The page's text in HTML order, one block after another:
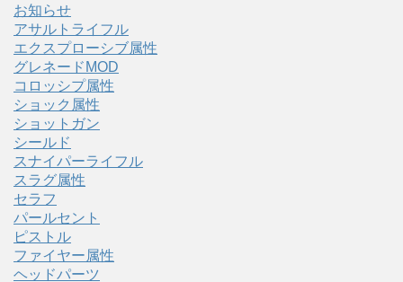
お知らせ
アサルトライフル
エクスプローシブ属性
グレネードMOD
コロッシプ属性
ショック属性
ショットガン
シールド
スナイパーライフル
スラグ属性
セラフ
パールセント
ピストル
ファイヤー属性
ヘッドパーツ